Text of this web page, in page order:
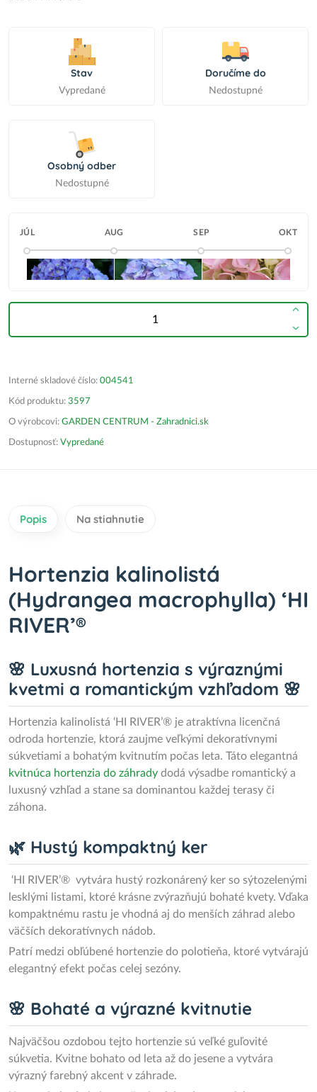
Stav
Vypredané
Doručíme do
Nedostupné
Osobný odber
Nedostupné
JÚL AUG SEP OKT
Interné skladové číslo: 004541
Kód produktu: 3597
O výrobcovi: GARDEN CENTRUM - Zahradnici.sk
Dostupnosť: Vypredané
Popis Na stiahnutie
Hortenzia kalinolistá
(Hydrangea macrophylla) ‘HI
RIVER’®
🌸 Luxusná hortenzia s výraznými
kvetmi a romantickým vzhľadom 🌸
Hortenzia kalinolistá ‘HI RIVER’® je atraktívna licenčná
odroda hortenzie, ktorá zaujme veľkými dekoratívnymi
súkvetiami a bohatým kvitnutím počas leta. Táto elegantná
kvitnúca hortenzia do záhrady dodá výsadbe romantický a
luxusný vzhľad a stane sa dominantou každej terasy či
záhona.
🌿 Hustý kompaktný ker
‘HI RIVER’® vytvára hustý rozkonárený ker so sýtozelenými
lesklými listami, ktoré krásne zvýrazňujú bohaté kvety. Vďaka
kompaktnému rastu je vhodná aj do menších záhrad alebo
väčších dekoratívnych nádob.
Patrí medzi obľúbené hortenzie do polotieňa, ktoré vytvárajú
elegantný efekt počas celej sezóny.
🌸 Bohaté a výrazné kvitnutie
Najväčšou ozdobou tejto hortenzie sú veľké guľovité
súkvetia. Kvitne bohato od leta až do jesene a vytvára
výrazný farebný akcent v záhrade.